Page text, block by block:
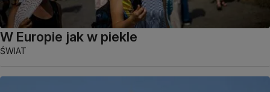
W Europie jak w piekle
ŚWIAT